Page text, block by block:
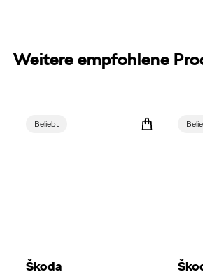
Weitere empfohlene
Beliebt
Škoda